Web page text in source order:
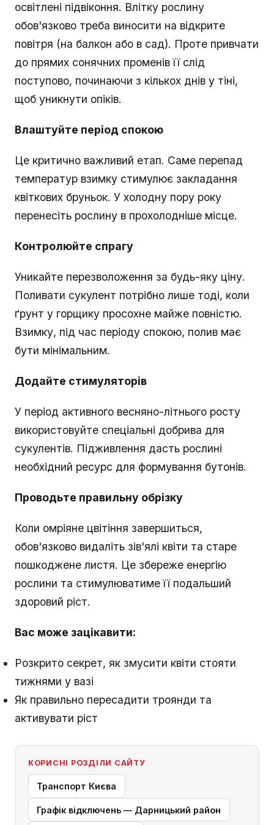
освітлені підвіконня. Влітку рослину
обов'язково треба виносити на відкрите
повітря (на балкон або в сад). Проте привчати
до прямих сонячних променів її слід
поступово, починаючи з кількох днів у тіні,
щоб уникнути опіків.
Влаштуйте період спокою
Це критично важливий етап. Саме перепад
температур взимку стимулює закладання
квіткових бруньок. У холодну пору року
перенесіть рослину в прохолодніше місце.
Контролюйте спрагу
Уникайте перезволоження за будь-яку ціну.
Поливати сукулент потрібно лише тоді, коли
ґрунт у горщику просохне майже повністю.
Взимку, під час періоду спокою, полив має
бути мінімальним.
Додайте стимуляторів
У період активного весняно-літнього росту
використовуйте спеціальні добрива для
сукулентів. Підживлення дасть рослині
необхідний ресурс для формування бутонів.
Проводьте правильну обрізку
Коли омріяне цвітіння завершиться,
обов'язково видаліть зів'ялі квіти та старе
пошкоджене листя. Це збереже енергію
рослини та стимулюватиме її подальший
здоровий ріст.
Вас може зацікавити:
Розкрито секрет, як змусити квіти стояти
тижнями у вазі
Як правильно пересадити троянди та
активувати ріст
КОРИСНІ РОЗДІЛИ САЙТУ
Транспорт Києва
Графік відключень — Дарницький район